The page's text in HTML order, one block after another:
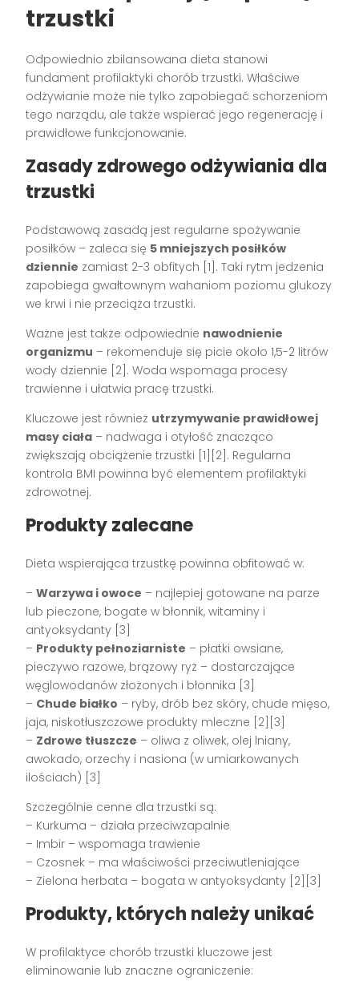
trzustki
Odpowiednio zbilansowana dieta stanowi
fundament profilaktyki chorób trzustki. Właściwe
odżywianie może nie tylko zapobiegać schorzeniom
tego narządu, ale także wspierać jego regenerację i
prawidłowe funkcjonowanie.
Zasady zdrowego odżywiania dla
trzustki
Podstawową zasadą jest regularne spożywanie
posiłków – zaleca się 5 mniejszych posiłków
dziennie zamiast 2-3 obfitych [1]. Taki rytm jedzenia
zapobiega gwałtownym wahaniom poziomu glukozy
we krwi i nie przeciąża trzustki.
Ważne jest także odpowiednie nawodnienie
organizmu – rekomenduje się picie około 1,5-2 litrów
wody dziennie [2]. Woda wspomaga procesy
trawienne i ułatwia pracę trzustki.
Kluczowe jest również utrzymywanie prawidłowej
masy ciała – nadwaga i otyłość znacząco
zwiększają obciążenie trzustki [1][2]. Regularna
kontrola BMI powinna być elementem profilaktyki
zdrowotnej.
Produkty zalecane
Dieta wspierająca trzustkę powinna obfitować w:
–Warzywa i owoce – najlepiej gotowane na parze
lub pieczone, bogate w błonnik, witaminy i
antyoksydanty [3]
– Produkty pełnoziarniste – płatki owsiane,
pieczywo razowe, brązowy ryż – dostarczające
węglowodanów złożonych i błonnika [3]
– Chude białko – ryby, drób bez skóry, chude mięso,
jaja, niskotłuszczowe produkty mleczne [2][3]
– Zdrowe tłuszcze – oliwa z oliwek, olej lniany,
awokado, orzechy i nasiona (w umiarkowanych
ilościach) [3]
Szczególnie cenne dla trzustki są:
– Kurkuma – działa przeciwzapalnie
– Imbir – wspomaga trawienie
– Czosnek – ma właściwości przeciwutleniające
– Zielona herbata – bogata w antyoksydanty [2][3]
Produkty, których należy unikać
W profilaktyce chorób trzustki kluczowe jest
eliminowanie lub znaczne ograniczenie: